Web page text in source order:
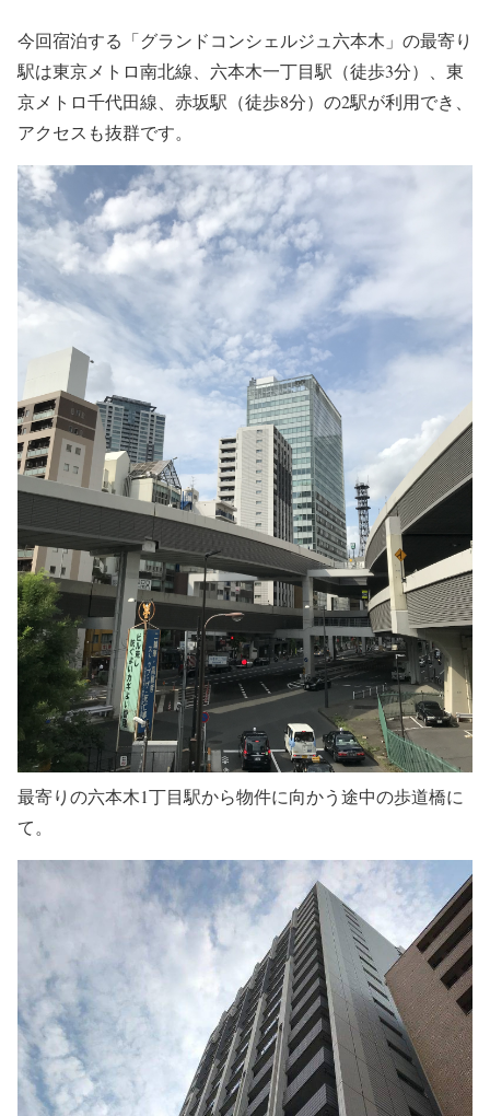
今回宿泊する「グランドコンシェルジュ六本木」の最寄り
駅は東京メトロ南北線、六本木一丁目駅（徒歩3分）、東
京メトロ千代田線、赤坂駅（徒歩8分）の2駅が利用でき、
アクセスも抜群です。
最寄りの六本木1丁目駅から物件に向かう途中の歩道橋に
て。